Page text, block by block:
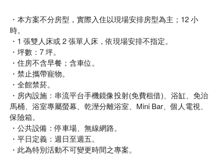
・本方案不分房型，實際入住以現場安排房型為主；12 小
時。
・1 張雙人床或 2 張單人床，依現場安排不指定。
・坪數：7 坪。
・住房不含早餐；含車位。
・禁止攜帶寵物。
・全館禁菸。
・房內設施：串流平台手機鏡像投射(免費租借)、浴缸、免治
馬桶、浴室專屬螢幕、乾溼分離浴室、Mini Bar、個人電視、
保險箱。
・公共設備：停車場、無線網路。
・平日定義：週日至週五。
・此為特別活動不可變更時間之專案。